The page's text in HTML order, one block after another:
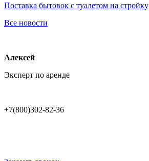
Поставка бытовок с туалетом на стройку
Все новости
Алексей
Эксперт по аренде
+7(800)302-82-36